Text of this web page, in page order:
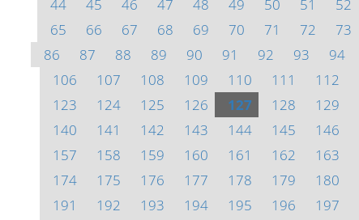
44
45 46 47 48 49 50 51 52
65
66 67 68 69 70 71 72 73
86
87 88 89 90 91 92 93 94
106
107 108 109 110 111 112
123
124 125 126 127 128 129
140
141 142 143 144 145 146
157
158 159 160 161 162 163
174
175 176 177 178 179 180
191
192 193 194 195 196 197